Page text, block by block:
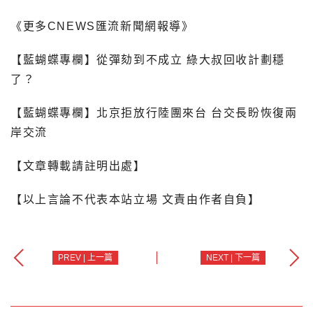
《更多CNEWS匯流新聞網報導》
【藍蝴蝶專欄】從彈劾到不成立 綠大叔回收計劃穩
了？
【藍蝴蝶專欄】北京拒放行陸團來台 台交長盼恢復兩
岸交流
【文章轉載請註明出處】
【以上言論不代表本站立場 文責由作者自負】
PREV | 上一篇 NEXT | 下一篇